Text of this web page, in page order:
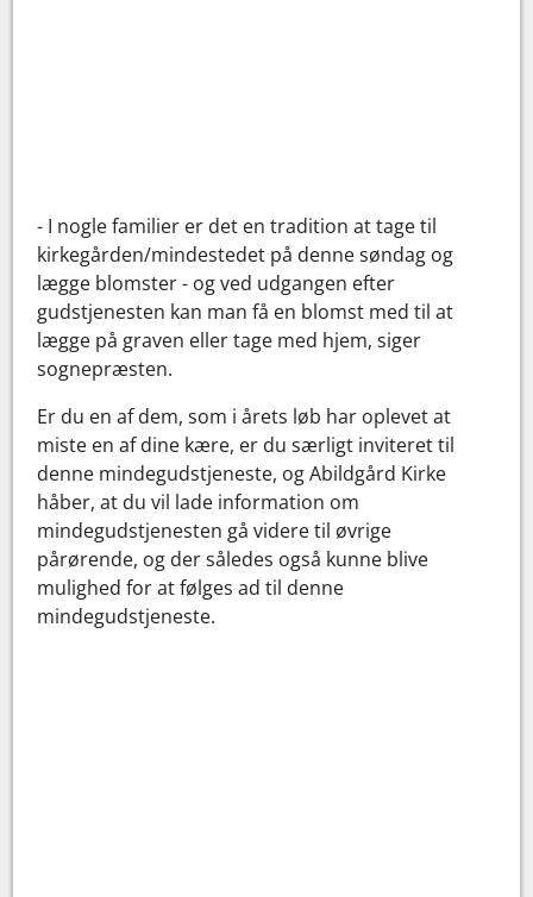
- I nogle familier er det en tradition at tage til
kirkegården/mindestedet på denne søndag og
lægge blomster - og ved udgangen efter
gudstjenesten kan man få en blomst med til at
lægge på graven eller tage med hjem, siger
sognepræsten.
Er du en af dem, som i årets løb har oplevet at
miste en af dine kære, er du særligt inviteret til
denne mindegudstjeneste, og Abildgård Kirke
håber, at du vil lade information om
mindegudstjenesten gå videre til øvrige
pårørende, og der således også kunne blive
mulighed for at følges ad til denne
mindegudstjeneste.